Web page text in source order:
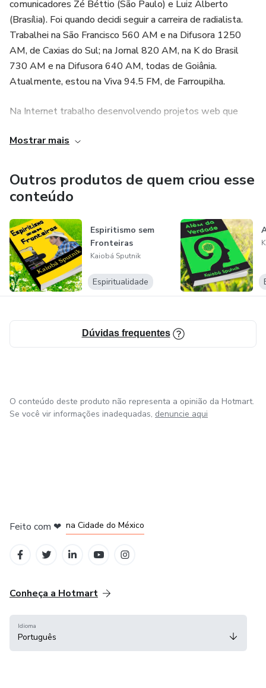
comunicadores Zé Béttio (São Paulo) e Luiz Alberto
(Brasília). Foi quando decidi seguir a carreira de radialista.
Trabalhei na São Francisco 560 AM e na Difusora 1250
AM, de Caxias do Sul; na Jornal 820 AM, na K do Brasil
730 AM e na Difusora 640 AM, todas de Goiânia.
Atualmente, estou na Viva 94.5 FM, de Farroupilha.
Na Internet trabalho desenvolvendo projetos web que
satisfação do usuário e uma relação honesta e
disposição para conversar e trocar idéias sobre rádio e web
/ é como diz o velho ditado: "é conversando que se
entende".
Kaiobá Sputnik
Mostrar mais
Outros produtos de quem criou esse
conteúdo
Espiritismo sem
Fronteiras
Kaiobá Sputnik
Espiritualidade
Dúvidas frequentes
O conteúdo deste produto não representa a opinião da Hotmart.
Se você vir informações inadequadas, denuncie aqui
Feito com ❤ na Cidade do México
Conheça a Hotmart
Idioma
Português